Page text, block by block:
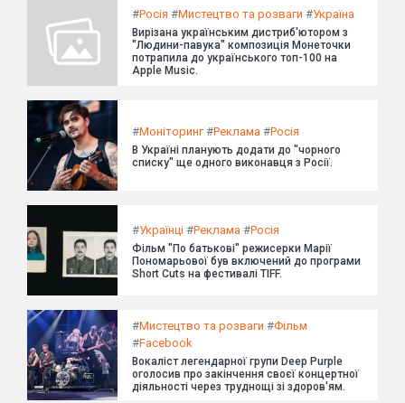
#Росія #Мистецтво та розваги #Україна
Вирізана українським дистриб'ютором з
"Людини-павука" композиція Монеточки
потрапила до українського топ-100 на
Apple Music.
#Моніторинг#Реклама #Росія
В Україні планують додати до "чорного
списку" ще одного виконавця з Росії.
#Українці #Реклама #Росія
Фільм "По батькові" режисерки Марії
Пономарьової був включений до програми
Short Cuts на фестивалі TIFF.
#Мистецтво та розваги #Фільм
#Facebook
Вокаліст легендарної групи Deep Purple
оголосив про закінчення своєї концертної
діяльності через труднощі зі здоров'ям.